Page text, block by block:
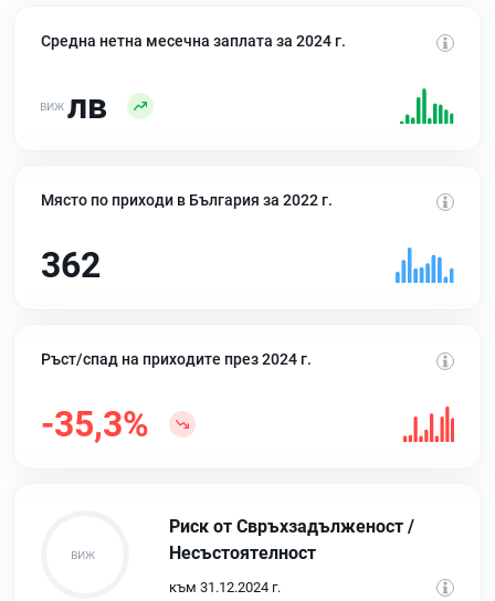
Средна нетна месечна заплата за 2024 г.
лв
Място по приходи в България за 2022 г.
362
Ръст/спад на приходите през 2024 г.
-35,3%
Риск от Свръхзадълженост /
Несъстоятелност
към 31.12.2024 г.